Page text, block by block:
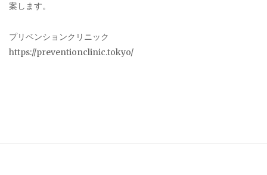
案します。
プリベンションクリニック
https://preventionclinic.tokyo/